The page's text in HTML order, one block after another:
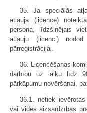
35. Ja speciālās
atļaujā (licencē)
persona, līdzšinējais
atļauju (licenci)
pārreģistrācijai.
36. Licencēšanas
darbību uz laiku līdz
pārkāpumu novēršanai,
36.1. netiek
vai vides aizsardzības